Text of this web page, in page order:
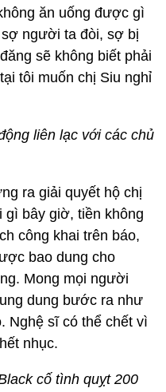
ăn uống được gì
người ta đòi, sợ bị
sẽ không biết phải
tôi muốn chị Siu nghỉ
liên lạc với các chủ
ra giải quyết hộ chị
bây giờ, tiền không
công khai trên báo,
bao dung cho
Mong mọi người
dung bước ra như
Nghệ sĩ có thể chết vì
nhục.
cố tình quỵt 200